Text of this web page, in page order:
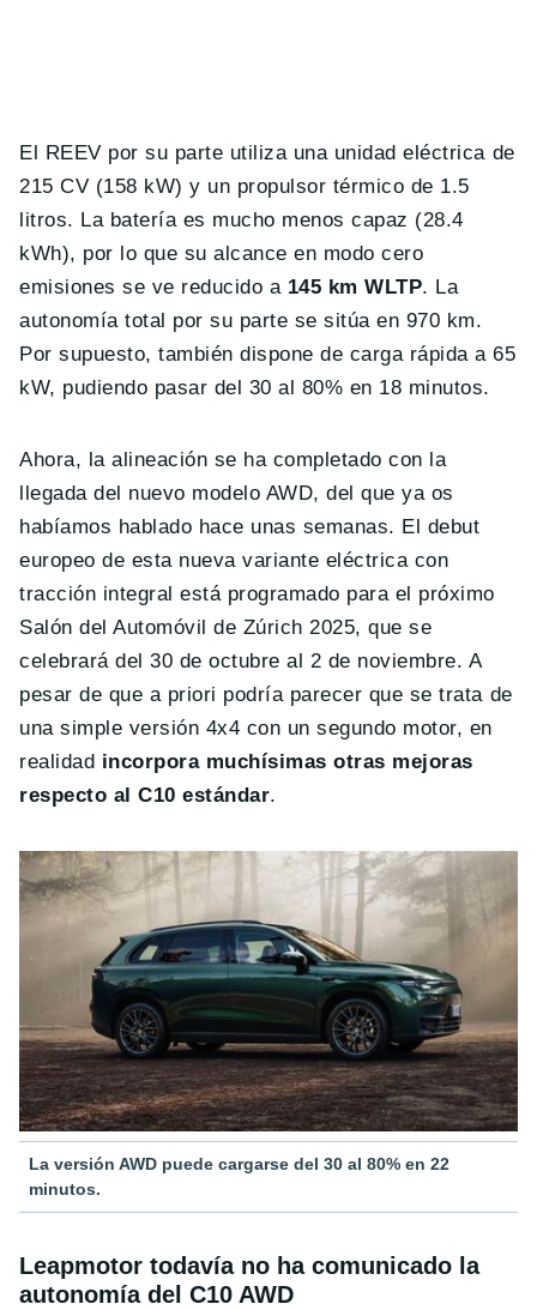
El REEV por su parte utiliza una unidad eléctrica de
215 CV (158 kW) y un propulsor térmico de 1.5
litros. La batería es mucho menos capaz (28.4
kWh), por lo que su alcance en modo cero
emisiones se ve reducido a 145 km WLTP. La
autonomía total por su parte se sitúa en 970 km.
Por supuesto, también dispone de carga rápida a 65
kW, pudiendo pasar del 30 al 80% en 18 minutos.
Ahora, la alineación se ha completado con la
llegada del nuevo modelo AWD, del que ya os
habíamos hablado hace unas semanas. El debut
europeo de esta nueva variante eléctrica con
tracción integral está programado para el próximo
Salón del Automóvil de Zúrich 2025, que se
celebrará del 30 de octubre al 2 de noviembre. A
pesar de que a priori podría parecer que se trata de
una simple versión 4x4 con un segundo motor, en
realidad incorpora muchísimas otras mejoras
respecto al C10 estándar.
La versión AWD puede cargarse del 30 al 80% en 22
minutos.
Leapmotor todavía no ha comunicado la
autonomía del C10 AWD